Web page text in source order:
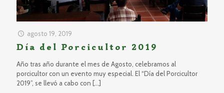
agosto 19, 2019
Día del Porcicultor 2019
Año tras año durante el mes de Agosto, celebramos al
porcicultor con un evento muy especial. El “Día del Porcicultor
2019”, se llevó a cabo con […]